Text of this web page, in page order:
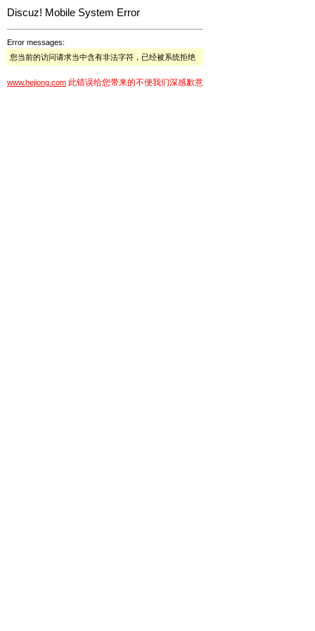
Discuz! Mobile System Error
Error messages:
您当前的访问请求当中含有非法字符，已经被系统拒绝
www.hejiong.com 此错误给您带来的不便我们深感歉意